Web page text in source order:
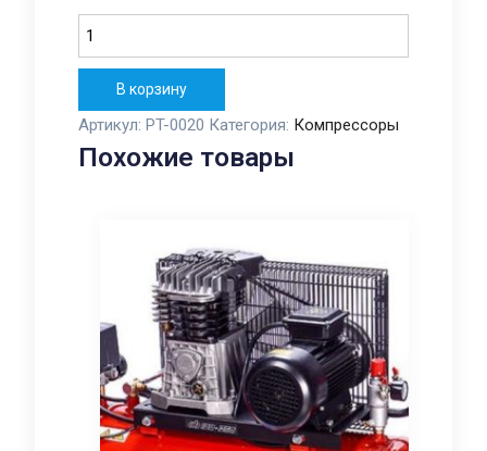
Количество
В корзину
Артикул: PT-0020 Категория: Компрессоры
Похожие товары